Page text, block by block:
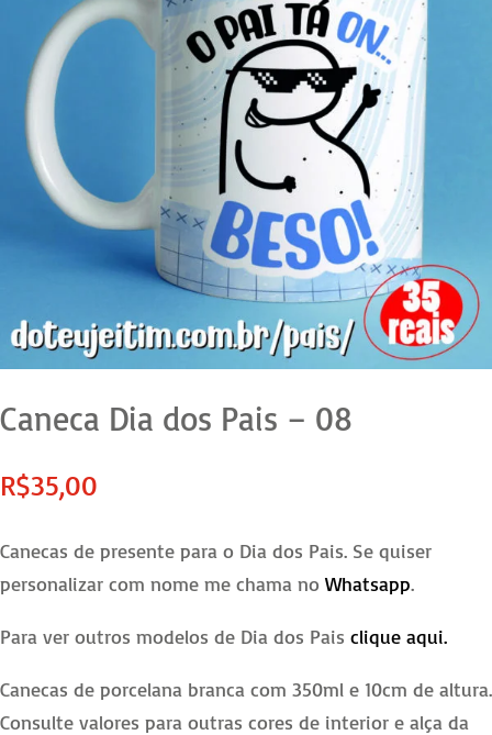
Caneca Dia dos Pais – 08
R$35,00
Canecas de presente para o Dia dos Pais. Se quiser
personalizar com nome me chama no Whatsapp.
Para ver outros modelos de Dia dos Pais clique aqui.
Canecas de porcelana branca com 350ml e 10cm de altura.
Consulte valores para outras cores de interior e alça da